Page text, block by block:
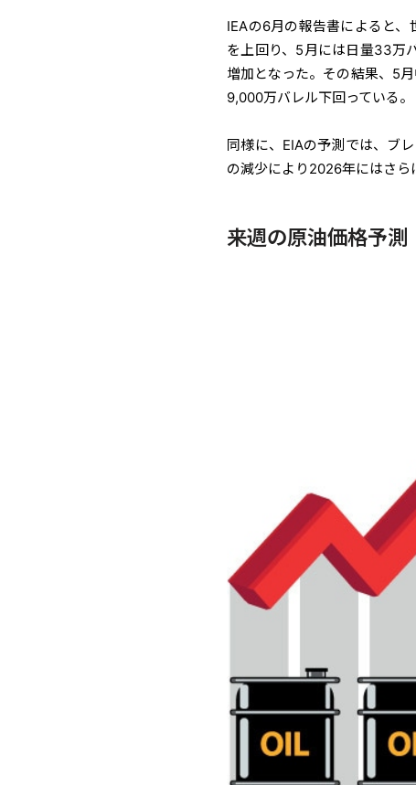
IEAの6月の報告書によると
を上回り、5月には日量33万
増加となった。その結果、5
9,000万バレル下回っている。
同様に、EIAの予測では、ブ
の減少により2026年にはさら
来週の原油価格予測